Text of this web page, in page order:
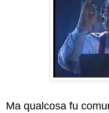
Ma qualcosa fu